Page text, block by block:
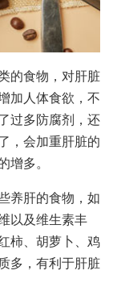
的食物，对肝脏
加人体食欲，不
过多防腐剂，还
，会加重肝脏的
增多。
养肝的食物，如
以及维生素丰
柿、胡萝卜、鸡
多，有利于肝脏